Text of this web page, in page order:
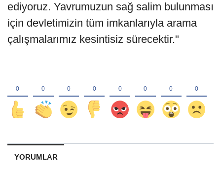
ediyoruz. Yavrumuzun sağ salim bulunması
için devletimizin tüm imkanlarıyla arama
çalışmalarımız kesintisiz sürecektir."
YORUMLAR